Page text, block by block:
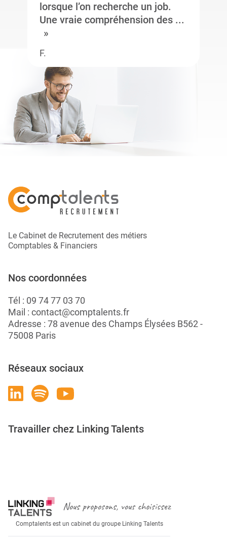
lorsque l’on recherche un job.
Une vraie compréhension des ...
F.
Le Cabinet de Recrutement des métiers
Comptables & Financiers
Nos coordonnées
Tél : 09 74 77 03 70
Mail : contact@comptalents.fr
Adresse : 78 avenue des Champs Élysées B562 -
75008 Paris
Réseaux sociaux
Travailler chez Linking Talents
Nous proposons, vous choisissez
Comptalents est un cabinet du groupe Linking Talents